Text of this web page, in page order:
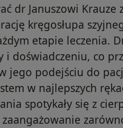
dr Januszowi Krauze
kręgosłupa
etapie leczenia.
doświadczeniu, co
jego podejściu do
w najlepszych
spotykały się z